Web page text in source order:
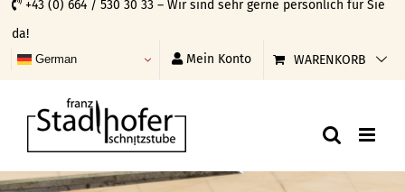
Skip
to
content
+43 (0) 664 / 530 30 33 – Wir sind sehr gerne persönlich für Sie
da!
German Mein Konto WARENKORB